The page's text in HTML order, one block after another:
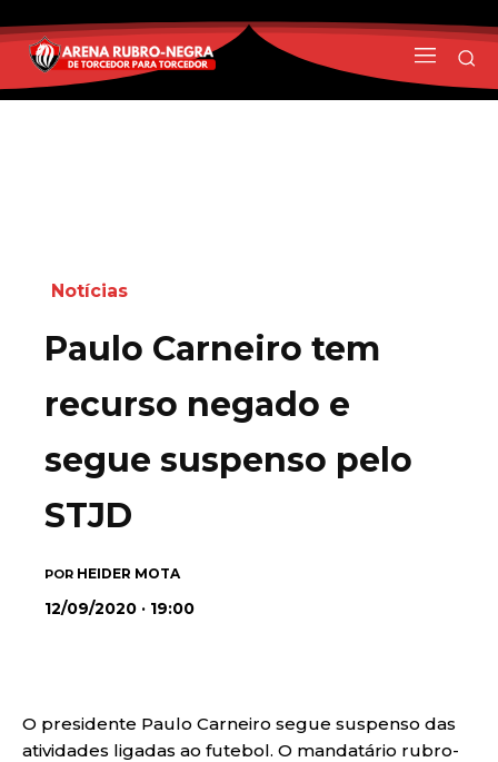
Notícias
Paulo Carneiro tem
recurso negado e
segue suspenso pelo
STJD
POR HEIDER MOTA
12/09/2020 · 19:00
O presidente Paulo Carneiro segue suspenso das
atividades ligadas ao futebol. O mandatário rubro-